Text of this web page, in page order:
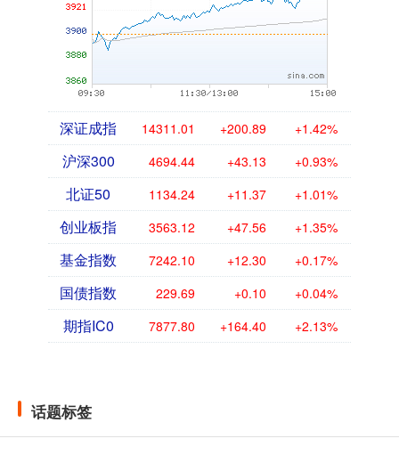
深证成指 14311.01 +200.89 +1.42%
沪深300 4694.44 +43.13 +0.93%
北证50 1134.24 +11.37 +1.01%
创业板指 3563.12 +47.56 +1.35%
基金指数 7242.10 +12.30 +0.17%
国债指数 229.69 +0.10 +0.04%
期指IC0 7877.80 +164.40 +2.13%
话题标签